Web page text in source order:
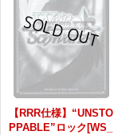
【RRR仕様】“UNSTO
PPABLE”ロック[WS_